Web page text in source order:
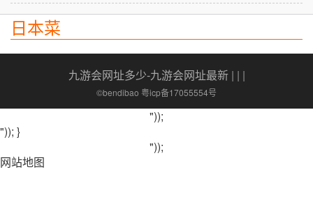
日本菜
九游会网址多少-九游会网址最新| | |
©bendibao 粤icp备17055554号
"));
")); }
"));
网站地图